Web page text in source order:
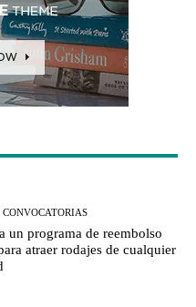
CONVOCATORIAS
un programa de reembolso
atraer rodajes de cualquier